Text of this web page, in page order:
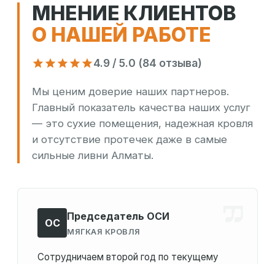
МНЕНИЕ КЛИЕНТОВ
О НАШЕЙ РАБОТЕ
4.9 / 5.0 (84 отзыва)
Мы ценим доверие наших партнеров.
Главный показатель качества наших услуг
— это сухие помещения, надежная кровля
и отсутствие протечек даже в самые
сильные ливни Алматы.
ОС
Председатель ОСИ
МЯГКАЯ КРОВЛЯ
Сотрудничаем второй год по текущему